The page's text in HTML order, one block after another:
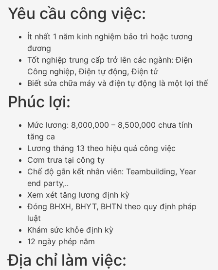
Yêu cầu công việc:
Ít nhất 1 năm kinh nghiệm bảo trì hoặc tương
đương
Tốt nghiệp trung cấp trở lên các ngành: Điện
Công nghiệp, Điện tự động, Điện tử
Biết sửa chữa máy và điện tự động là một lợi thế
Phúc lợi:
Mức lương: 8,000,000 – 8,500,000 chưa tính
tăng ca
Lương tháng 13 theo hiệu quả công việc
Cơm trưa tại công ty
Chế độ gắn kết nhân viên: Teambuilding, Year
end party,..
Xem xét tăng lương định kỳ
Đóng BHXH, BHYT, BHTN theo quy định pháp
luật
Khám sức khỏe định kỳ
12 ngày phép năm
Địa chỉ làm việc: